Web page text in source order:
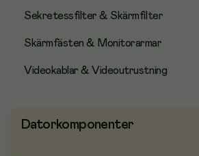
Sekretessfilter & Skärmfilter
Skärmfästen & Monitorarmar
Videokablar & Videoutrustning
Datorkomponenter